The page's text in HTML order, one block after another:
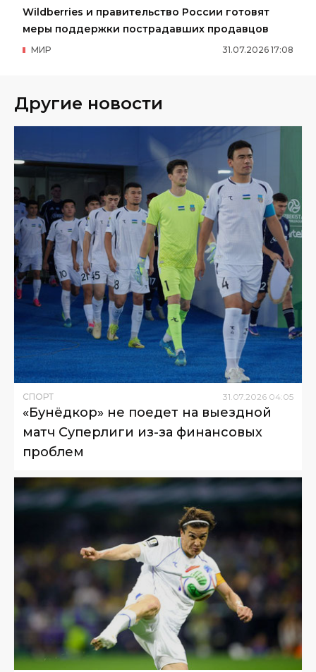
Wildberries и правительство России готовят
меры поддержки пострадавших продавцов
31.07.2026 17:08
МИР
Другие новости
СПОРТ 31.07.2026 04:05
«Бунёдкор» не поедет на выездной
матч Суперлиги из-за финансовых
проблем